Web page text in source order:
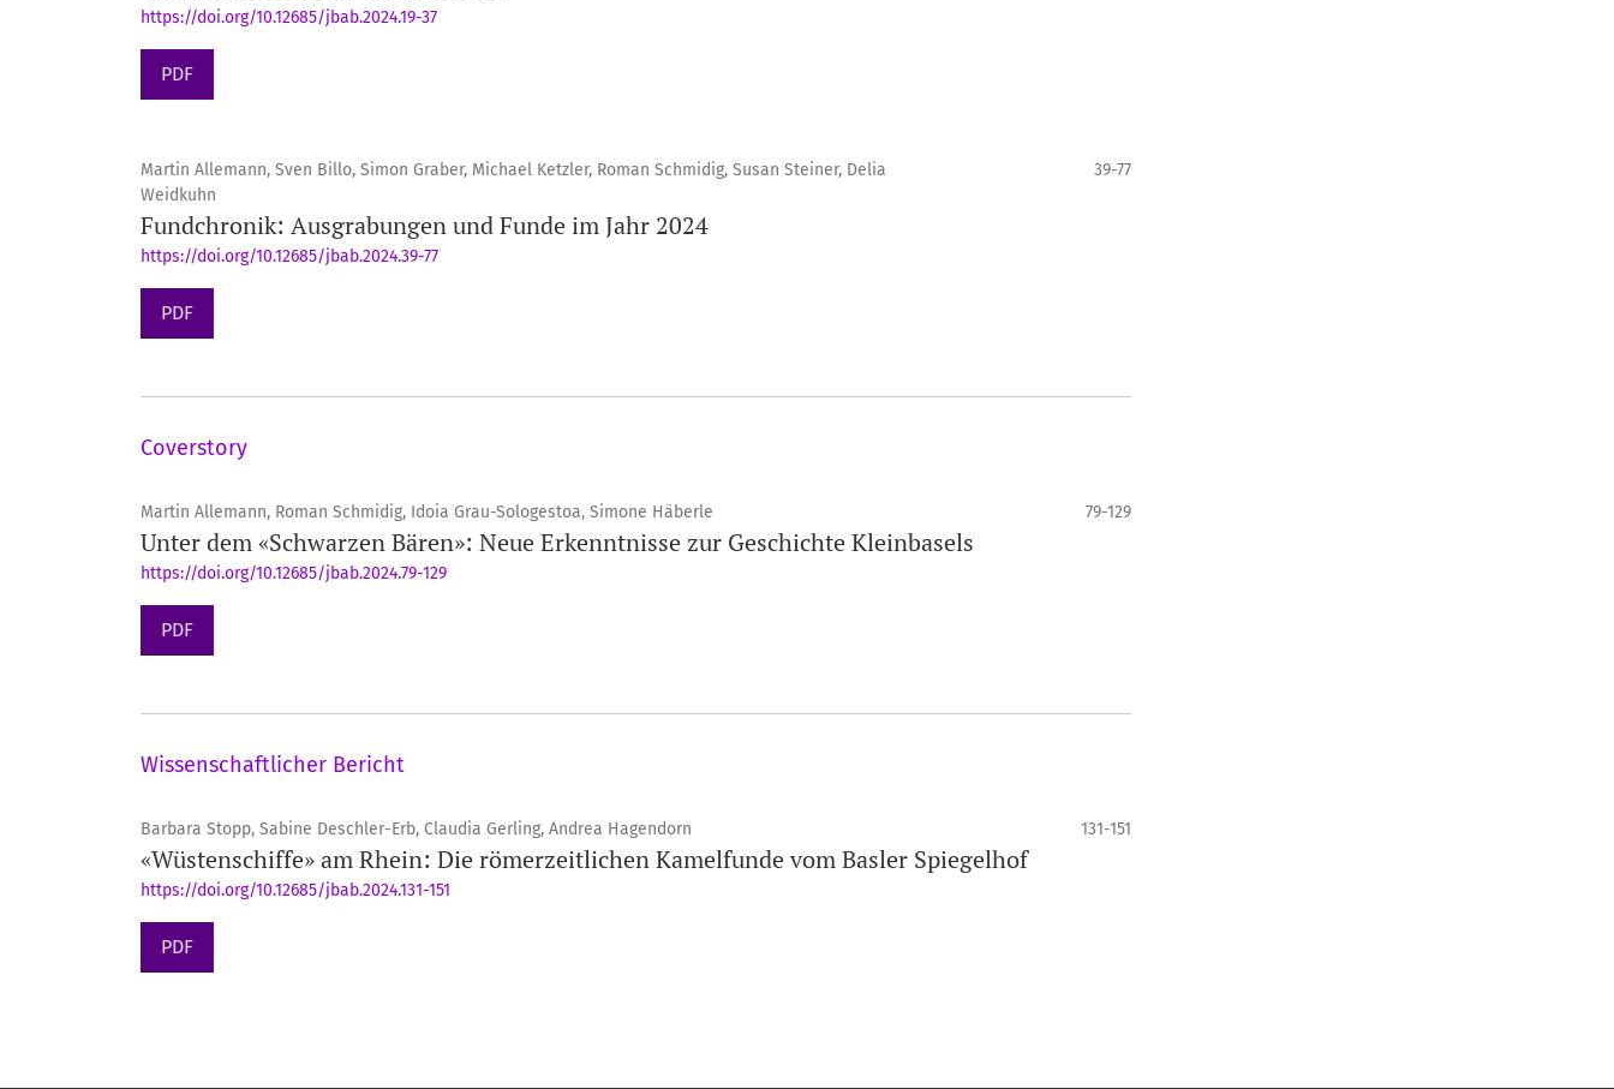
https://doi.org/10.12685/jbab.2024.19-37
PDF
Martin Allemann, Sven Billo, Simon Graber, Michael Ketzler, Roman Schmidig, Susan Steiner, Delia
Weidkuhn
39-77
Fundchronik: Ausgrabungen und Funde im Jahr 2024
https://doi.org/10.12685/jbab.2024.39-77
PDF
Coverstory
Martin Allemann, Roman Schmidig, Idoia Grau-Sologestoa, Simone Häberle 79-129
Unter dem «Schwarzen Bären»: Neue Erkenntnisse zur Geschichte Kleinbasels
https://doi.org/10.12685/jbab.2024.79-129
PDF
Wissenschaftlicher Bericht
Barbara Stopp, Sabine Deschler-Erb, Claudia Gerling, Andrea Hagendorn 131-151
«Wüstenschiffe» am Rhein: Die römerzeitlichen Kamelfunde vom Basler Spiegelhof
https://doi.org/10.12685/jbab.2024.131-151
PDF